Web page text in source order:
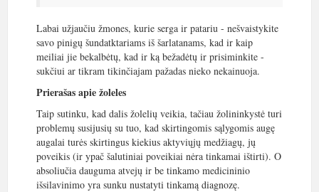
Labai užjaučiu žmones, kurie serga ir patariu - nešvaistykite
savo pinigų šundatktariams iš šarlatanams, kad ir kaip
meiliai jie bekalbėtų, kad ir ką bežadėtų ir prisiminkite -
sukčiui ar tikram tikinčiajam pažadas nieko nekainuoja.
Prierašas apie žoleles
Taip sutinku, kad dalis žolelių veikia, tačiau žolininkystė turi
problemų susijusių su tuo, kad skirtingomis sąlygomis augę
augalai turės skirtingus kiekius aktyviųjų medžiagų, jų
poveikis (ir ypač šalutiniai poveikiai nėra tinkamai ištirti). O
absoliučia dauguma atvejų ir be tinkamo medicininio
išsilavinimo yra sunku nustatyti tinkamą diagnozę.